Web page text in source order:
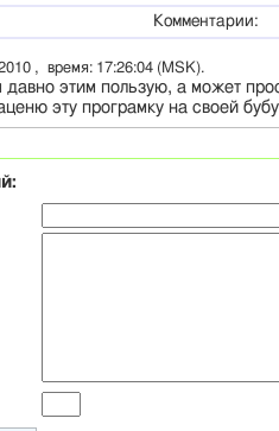
Комментарии:
, время: 17:26:04 (MSK).
давно этим пользую, а может
эту програмку на своей